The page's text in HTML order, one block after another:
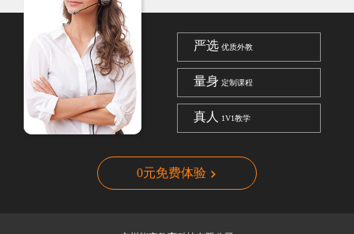
严选 优质外教
量身 定制课程
真人 1V1教学
0元免费体验 